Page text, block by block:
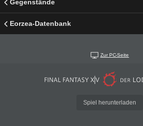
Gegenstände
Eorzea-Datenbank
Zur PC-Seite
Spiel herunterladen